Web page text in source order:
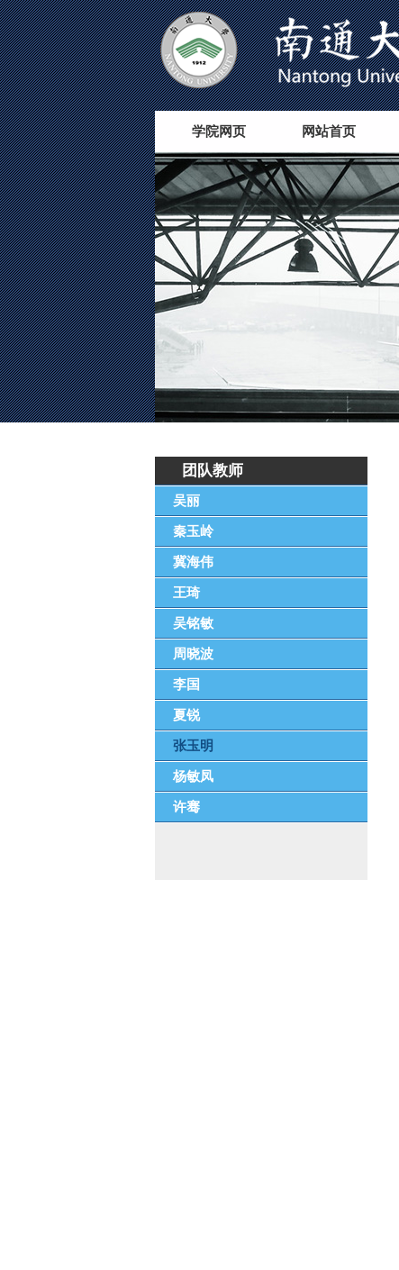
学院网页 网站首页
团队教师
吴丽
秦玉岭
冀海伟
王琦
吴铭敏
周晓波
李国
夏锐
张玉明
杨敏凤
许骞